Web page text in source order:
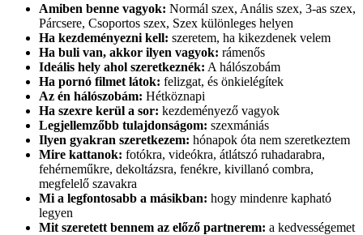
Amiben benne vagyok: Normál szex, Anális szex, 3-as szex,
Párcsere, Csoportos szex, Szex különleges helyen
Ha kezdeményezni kell: szeretem, ha kikezdenek velem
Ha buli van, akkor ilyen vagyok: rámenős
Ideális hely ahol szeretkeznék: A hálószobám
Ha pornó filmet látok: felizgat, és önkielégítek
Az én hálószobám: Hétköznapi
Ha szexre kerül a sor: kezdeményező vagyok
Legjellemzőbb tulajdonságom: szexmániás
Ilyen gyakran szeretkezem: hónapok óta nem szeretkeztem
Mire kattanok: fotókra, videókra, átlátszó ruhadarabra,
fehérneműkre, dekoltázsra, fenékre, kivillanó combra,
megfelelő szavakra
Mi a legfontosabb a másikban: hogy mindenre kapható
legyen
Mit szeretett bennem az előző partnerem: a kedvességemet